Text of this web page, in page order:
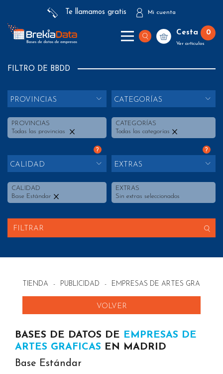
Te llamamos gratis Mi cuenta
Cesta 0
Ver artículos
FILTRO DE BBDD
PROVINCIAS
PROVINCIAS
Todas las provincias
CATEGORÍAS
CATEGORÍAS
Todas las categorías
?
CALIDAD
CALIDAD
Base Estándar
?
EXTRAS
EXTRAS
Sin extras seleccionados
FILTRAR
TIENDA - PUBLICIDAD - EMPRESAS DE ARTES GRAFICAS
VOLVER
BASES DE DATOS DE EMPRESAS DE
ARTES GRAFICAS EN MADRID
Base Estándar